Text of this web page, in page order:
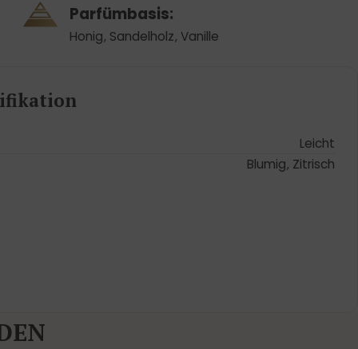
Parfümbasis:
Honig, Sandelholz, Vanille
Leicht
Blumig, Zitrisch